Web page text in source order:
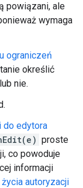
powiązani, ale
wymaga
ograniczeń
określić
nie.
do edytora
proste
co powoduje
informacji
autoryzacji